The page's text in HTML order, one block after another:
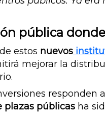
pública
estos nuevos
mejorar la
responden
plazas públicas ha